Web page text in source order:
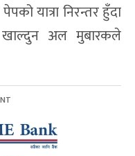
यात्रा निरन्तर हुँदा
अल मुबारकले